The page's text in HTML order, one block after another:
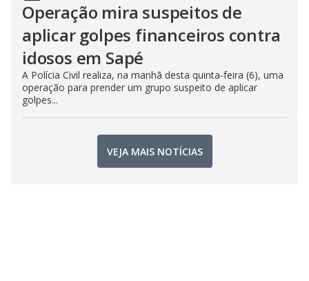
Operação mira suspeitos de
aplicar golpes financeiros contra
idosos em Sapé
A Polícia Civil realiza, na manhã desta quinta-feira (6), uma
operação para prender um grupo suspeito de aplicar
golpes...
VEJA MAIS NOTÍCIAS